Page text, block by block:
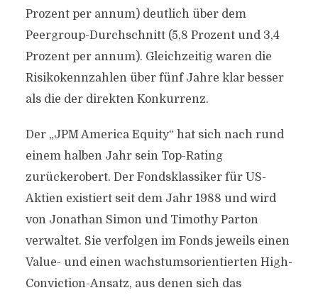
Prozent per annum) deutlich über dem
Peergroup-Durchschnitt (5,8 Prozent und 3,4
Prozent per annum). Gleichzeitig waren die
Risikokennzahlen über fünf Jahre klar besser
als die der direkten Konkurrenz.
Der „JPM America Equity“ hat sich nach rund
einem halben Jahr sein Top-Rating
zurückerobert. Der Fondsklassiker für US-
Aktien existiert seit dem Jahr 1988 und wird
von Jonathan Simon und Timothy Parton
verwaltet. Sie verfolgen im Fonds jeweils einen
Value- und einen wachstumsorientierten High-
Conviction-Ansatz, aus denen sich das